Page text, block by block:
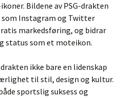
Bildene av PSG-drakten
Instagram og Twitter
markedsføring, og bidrar
status som et moteikon.
ikke bare en lidenskap
til stil, design og kultur.
sportslig suksess og